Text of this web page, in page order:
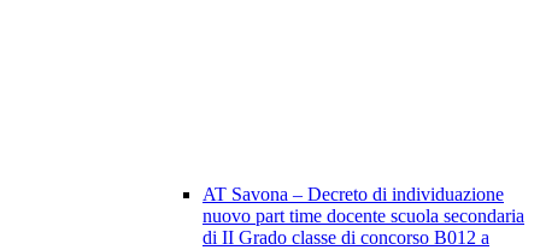
AT Savona – Decreto di individuazione
nuovo part time docente scuola secondaria
di II Grado classe di concorso B012 a